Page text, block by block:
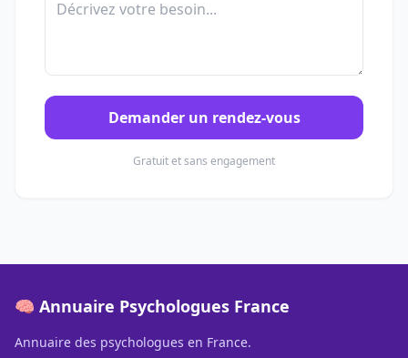
Demander un rendez-vous
Gratuit et sans engagement
🧠 Annuaire Psychologues France
Annuaire des psychologues en France.